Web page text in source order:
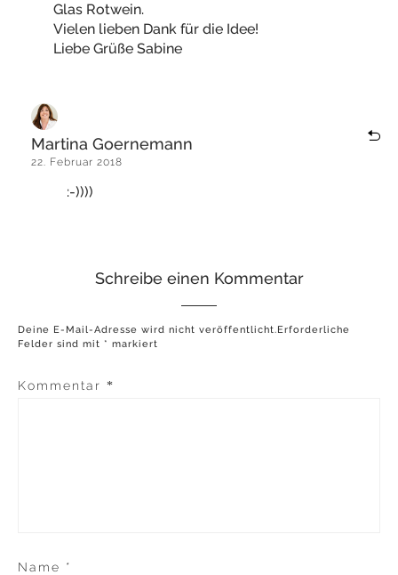
Glas Rotwein.
Vielen lieben Dank für die Idee!
Liebe Grüße Sabine
Martina Goernemann
22. Februar 2018
:-))))
Schreibe einen Kommentar
Deine E-Mail-Adresse wird nicht veröffentlicht.Erforderliche
Felder sind mit * markiert
Kommentar *
Name *